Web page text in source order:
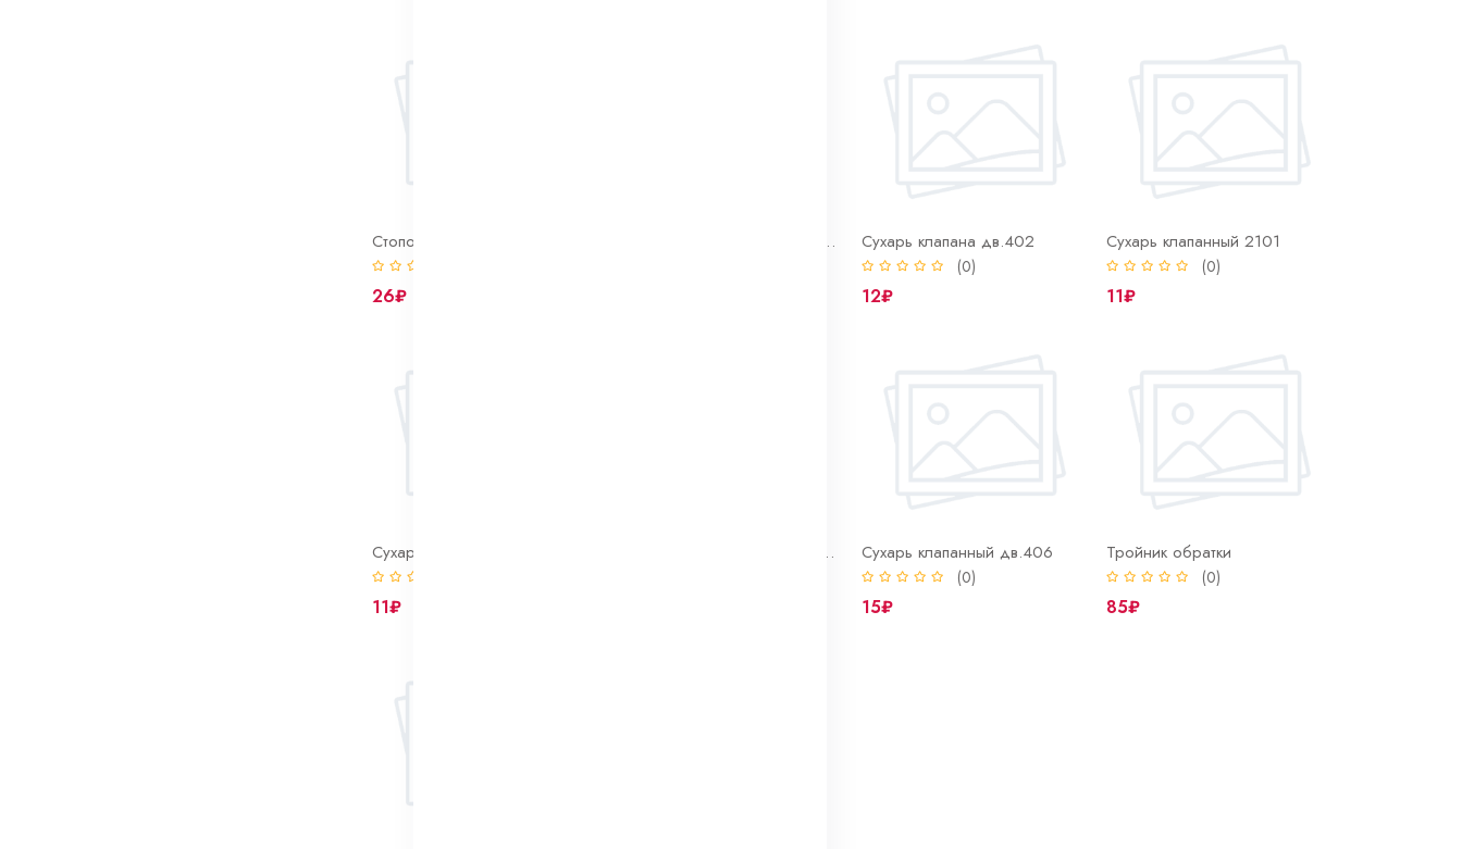
26₽
Стремянка запасного колеса ВОЛГА Сухарь клапана дв.402
(0)
12₽
Сухарь клапанный 2101
(0)
11₽
Сухарь клапанный 2108
11₽
Сухарь клапанный 2110-15 (16 клап.) Сухарь клапанный дв.406
(0)
15₽
Тройник обратки
(0)
85₽